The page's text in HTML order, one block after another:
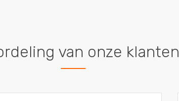
van onze klanten